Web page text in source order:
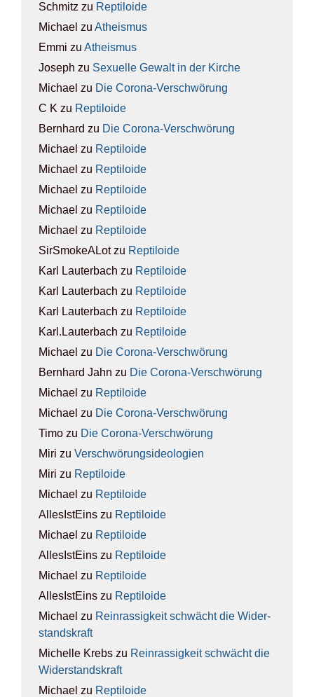
Schmitz zu Rep­ti­lo­ide
Michael zu Athe­is­mus
Emmi zu Athe­is­mus
Joseph zu Sexu­el­le Gewalt in der Kir­che
Michael zu Die Coro­na-Ver­schwö­rung
C K zu Rep­ti­lo­ide
Bernhard zu Die Coro­na-Ver­schwö­rung
Michael zu Rep­ti­lo­ide
Michael zu Rep­ti­lo­ide
Michael zu Rep­ti­lo­ide
Michael zu Rep­ti­lo­ide
Michael zu Rep­ti­lo­ide
SirSmokeALotzu Rep­ti­lo­ide
Karl Lauterbach zu Rep­ti­lo­ide
Karl Lauterbach zu Rep­ti­lo­ide
Karl Lauterbach zu Rep­ti­lo­ide
Karl.Lauterbach zu Rep­ti­lo­ide
Michael zu Die Coro­na-Ver­schwö­rung
Bernhard Jahn zu Die Coro­na-Ver­schwö­rung
Michael zu Rep­ti­lo­ide
Michael zu Die Coro­na-Ver­schwö­rung
Timo zu Die Coro­na-Ver­schwö­rung
Miri zu Ver­schwö­rungs­ideo­lo­gien
Miri zu Rep­ti­lo­ide
Michael zu Rep­ti­lo­ide
AllesIstEins zu Rep­ti­lo­ide
Michael zu Rep­ti­lo­ide
AllesIstEins zu Rep­ti­lo­ide
Michael zu Rep­ti­lo­ide
AllesIstEins zu Rep­ti­lo­ide
Michael zu Rein­ras­sig­keit schwächt die Wider­
stands­kraft
Michelle Krebs zu Rein­ras­sig­keit schwächt die
Wider­stands­kraft
Michael zu Rep­ti­lo­ide